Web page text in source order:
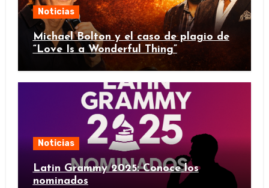
Noticias
Michael Bolton y el caso de plagio de
“Love Is a Wonderful Thing”
Noticias
Latin Grammy 2025: Conoce los
nominados